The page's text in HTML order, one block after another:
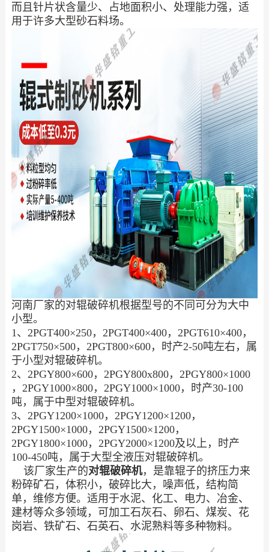
而且针片状含量少、占地面积小、处理能力强，适
用于许多大型砂石料场。
河南厂家的对辊破碎机根据型号的不同可分为大中
小型。
1、2PGT400×250，2PGT400×400，2PGT610×400，
2PGT750×500，2PGT800×600，时产2-50吨左右，属
于小型对辊破碎机。
2、2PGY800×600，2PGY800x800，2PGY800×1000
，2PGY1000×800，2PGY1000×1000，时产30-100
吨，属于中型对辊破碎机。
3、2PGY1200×1000，2PGY1200×1200，
2PGY1500×1000，2PGY1500×1200，
2PGY1800×1000，2PGY2000×1200及以上，时产
100-450吨，属于大型全液压对辊破碎机。
该厂家生产的对辊破碎机，是靠辊子的挤压力来
粉碎矿石，体积小，破碎比大，噪声低，结构简
单，维修方便。适用于水泥、化工、电力、冶金、
建材等众多领域，可加工石灰石、卵石、煤炭、花
岗岩、铁矿石、石英石、水泥熟料等多种物料。